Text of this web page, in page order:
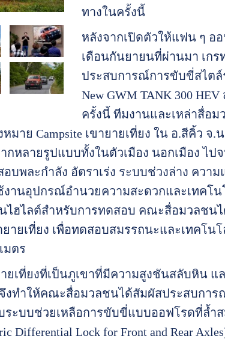
ทางในครั้งนี้
หลังจากเปิดตัวให้แฟน ๆ อ
เดือนกันยายนที่ผ่านมา เกร
ประสบการณ์การขับขี่สไตล์
New GWM TANK 300
ครั้งนี้ ทีมงานและเหล่าสื่อม
าย Campsite เขายายเที่ยง ใน อ.สีคิ้ว จ
กหลายรูปแบบทั้งในตัวเมือง นอกเมือง ไ
บพละกำลัง อัตราเร่ง ระบบช่วงล่าง ควา
งานอุปกรณ์อำนวยความสะดวกและเทคโ
ฮไลต์สำหรับการทดสอบ คณะสื่อมวลชนได้
ายเที่ยง เพื่อทดสอบสมรรถนะและเทคโ
มตร
ยเที่ยงที่เป็นภูเขาที่มีความสูงชันสลับหิน แ
งทำให้คณะสื่อมวลชนได้สัมผัสประสบกา
ะบบช่วยเหลือการขับขี่แบบออฟโรดที่ล้ำ
Differential Lock for Front and Rear